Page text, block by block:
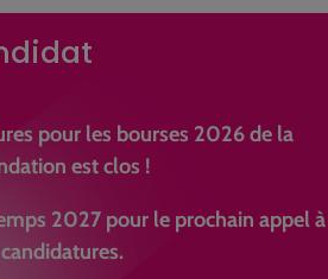
pour les bourses 2026 de la
est clos !
2027 pour le prochain appel à
candidatures.